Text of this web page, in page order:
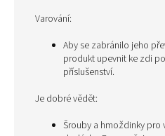
Varování:
Aby se zabránilo jeho
produkt upevnit ke zdi
příslušenství.
Je dobré vědět:
Šrouby a hmoždinky pro